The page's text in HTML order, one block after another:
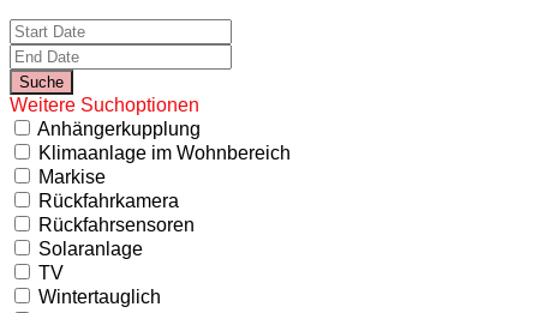
Weitere Suchoptionen
Anhängerkupplung
Klimaanlage im Wohnbereich
Markise
Rückfahrkamera
Rückfahrsensoren
Solaranlage
TV
Wintertauglich